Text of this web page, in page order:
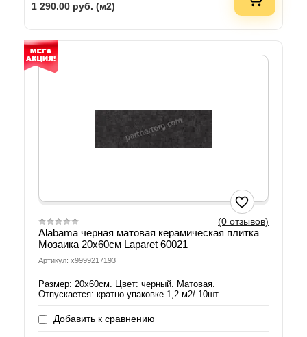
1 290.00 руб. (м2)
(0 отзывов)
Alabama черная матовая керамическая плитка
Мозаика 20х60см Laparet 60021
Артикул: х9999217193
Размер: 20х60см. Цвет: черный. Матовая.
Отпускается: кратно упаковке 1,2 м2/ 10шт
Добавить к сравнению